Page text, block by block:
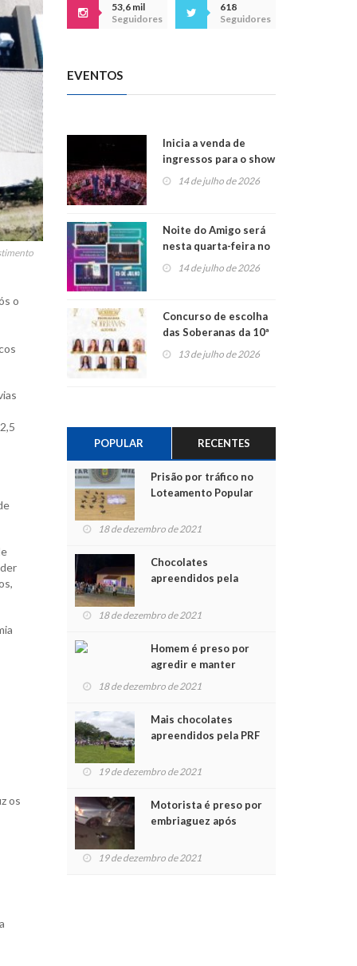
o
os
53,6 mil
Seguidores
618
Seguidores
EVENTOS
Inicia a venda de
ingressos para o show
do Jota Quest nos 45
14 de julho de 2026
Noite do Amigo será
nesta quarta-feira no
Centro de Cultura de
São Sebastião do Caí
14 de julho de 2026
Concurso de escolha
das Soberanas da 10ª
Alto Fest terá nove
13 de julho de 2026
POPULAR RECENTES
Prisão por tráfico no
Loteamento Popular
18 de dezembro de 2021
Chocolates
apreendidos pela
para crianças na
18 de dezembro de 2021
Homem é preso por
agredir e manter
mulher em cárcere
18 de dezembro de 2021
Mais chocolates
apreendidos pela PRF
crianças no Natal
19 de dezembro de 2021
Motorista é preso por
embriaguez após
feridos
19 de dezembro de 2021